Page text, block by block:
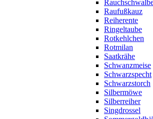
Raufußkauz
Reiherente
Ringeltaube
Rotkehlchen
Rotmilan
Saatkrähe
Schwanzmeise
Schwarzspecht
Schwarzstorch
Silbermöwe
Silberreiher
Singdrossel